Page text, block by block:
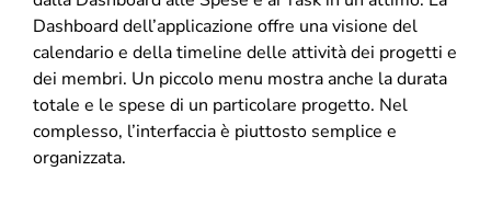
Dashboard dell’applicazione offre una visione del
calendario e della timeline delle attività dei progetti e
dei membri. Un piccolo menu mostra anche la durata
totale e le spese di un particolare progetto. Nel
complesso, l’interfaccia è piuttosto semplice e
organizzata.